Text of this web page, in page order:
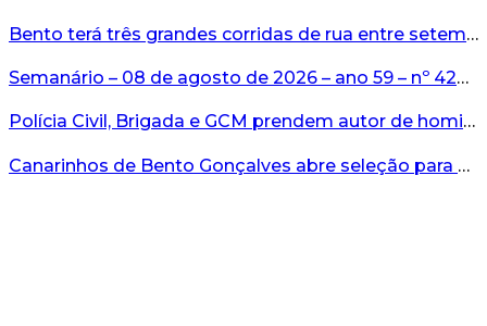
Bento terá três grandes corridas de rua entre setembro e novembro...
Semanário – 08 de agosto de 2026 – ano 59 – nº 4265...
Polícia Civil, Brigada e GCM prendem autor de homicídio em Bento Gonçalves...
Canarinhos de Bento Gonçalves abre seleção para novos integrantes...